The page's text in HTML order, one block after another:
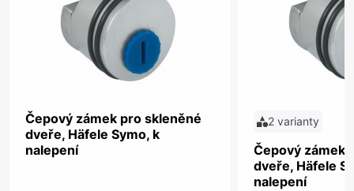
Čepový zámek pro skleněné
dveře, Häfele Symo, k
nalepení
2 varianty
Čepový zámek
dveře, Häfele
nalepení